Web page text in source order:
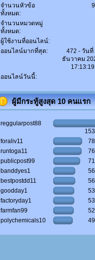
จำนวนหัวข้อ
ทั้งหมด:
จำนวนหมวดหมู่
ทั้งหมด:
ผู้ใช้งานที่ออนไลน์:
ออนไลน์มากที่สุด:
472 - วันที่
ธันวาคม
ออนไลน์วันนี้:
ผู้มีกระทู้สูงสุด 10 คนแรก
reggularpost88
foraliv11
runtoga11
publicpost99
banddyes1
bestpostdd11
goodday1
factoryday1
farmfan99
polychemicals10